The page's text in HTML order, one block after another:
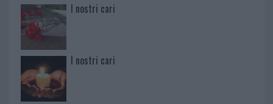
I nostri cari
I nostri cari